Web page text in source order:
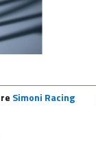
Simoni Racing